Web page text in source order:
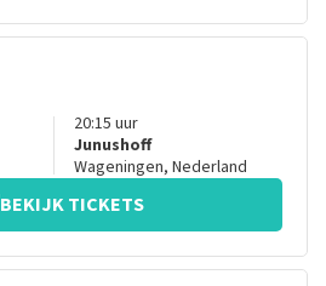
20:15 uur
Junushoff
Wageningen, Nederland
BEKIJK TICKETS